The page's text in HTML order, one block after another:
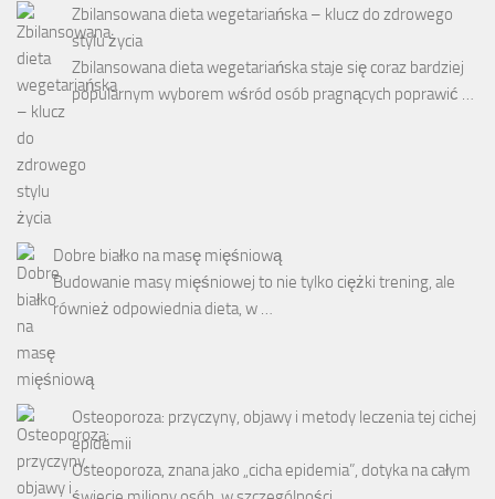
Zbilansowana dieta wegetariańska – klucz do zdrowego
stylu życia
Zbilansowana dieta wegetariańska staje się coraz bardziej
popularnym wyborem wśród osób pragnących poprawić …
Dobre białko na masę mięśniową
Budowanie masy mięśniowej to nie tylko ciężki trening, ale
również odpowiednia dieta, w …
Osteoporoza: przyczyny, objawy i metody leczenia tej cichej
epidemii
Osteoporoza, znana jako „cicha epidemia”, dotyka na całym